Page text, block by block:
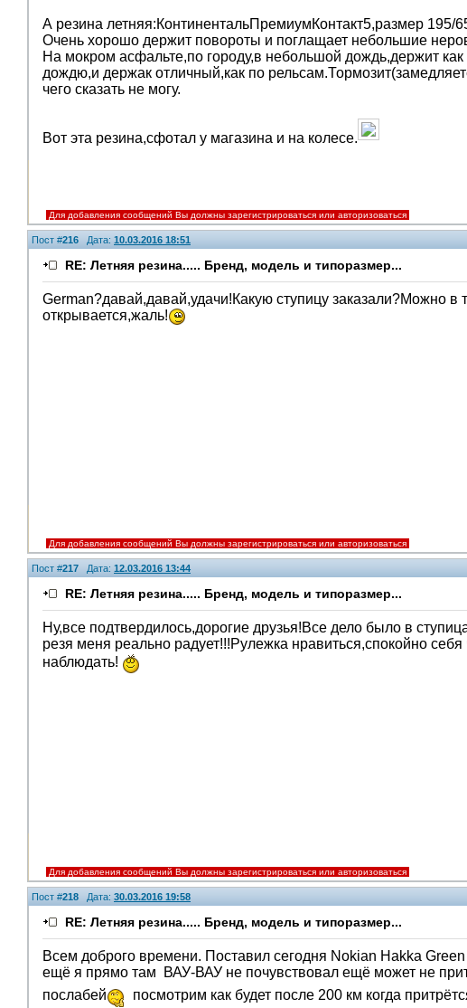
А резина летняя:КонтинентальПремиумКонтакт5,размер 195/
Очень хорошо держит повороты и поглащает небольшие
На мокром асфальте,по городу,в небольшой дождь,держит
дождю,и держак отличный,как по
чего сказать не могу.
Вот эта резина,сфотал у магазина и на колесе.
Для добавления сообщений Вы должны зарегистрироваться или авторизоваться
Пост #216 Дата: 10.03.2016 18:51
RE: Летняя резина..... Бренд, модель и типоразмер...
German?давай,давай,удачи!Какую ступицу заказали?Можно
открывается,жаль!
Для добавления сообщений Вы должны зарегистрироваться или авторизоваться
Пост #217 Дата: 12.03.2016 13:44
RE: Летняя резина..... Бренд, модель и типоразмер...
Ну,все подтвердилось,дорогие друзья!Все дело было в
резя меня реально радует!!!Рулежка нравиться,спокойно
наблюдать!
Для добавления сообщений Вы должны зарегистрироваться или авторизоваться
Пост #218 Дата: 30.03.2016 19:58
RE: Летняя резина..... Бренд, модель и типоразмер...
Всем доброго времени. Поставил сегодня Nokian Hakka
ещё я прямо там
ВАУ-ВАУ не почувствовал ещё может не
послабей
посмотрим как будет после 200 км когда